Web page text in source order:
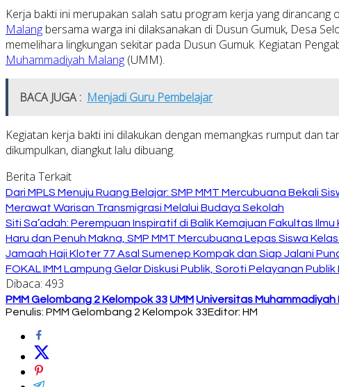
Kerja bakti ini merupakan salah satu program kerja yang
Malang bersama warga ini dilaksanakan di Dusun Gumuk, Desa
memelihara lingkungan sekitar pada Dusun Gumuk. Kegiatan
Muhammadiyah Malang (UMM).
BACA JUGA : Menjadi Guru Pembelajar
Kegiatan kerja bakti ini dilakukan dengan memangkas rumput dan
dikumpulkan, diangkut lalu dibuang.
Berita Terkait
Dari MPLS Menuju Ruang Belajar: SMP MMT Mercubuana Bekali
Merawat Warisan Transmigrasi Melalui Budaya Sekolah
Siti Sa’adah: Perempuan Inspiratif di Balik Kemajuan Fakultas
Haru dan Penuh Makna, SMP MMT Mercubuana Lepas Siswa
Jamaah Haji Kloter 77 Asal Sumenep Kompak dan Siap Jalani
FOKAL IMM Lampung Gelar Diskusi Publik, Soroti Pelayanan
Dibaca: 493
PMM Gelombang 2 Kelompok 33UMMUniversitas Muhammadiyah
Penulis: PMM Gelombang 2 Kelompok 33Editor: HM